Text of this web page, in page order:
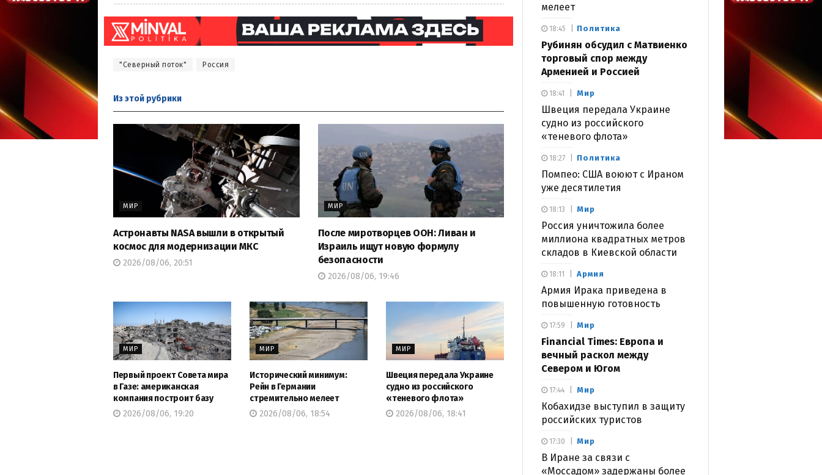
"Северный поток" Россия
Из этой рубрики
МИР
Астронавты NASA вышли в открытый
космос для модернизации МКС
2026/08/06, 20:51
МИР
После миротворцев ООН: Ливан и
Израиль ищут новую формулу
безопасности
2026/08/06, 19:46
МИР
Первый проект Совета мира
в Газе: американская
компания построит базу
2026/08/06, 19:20
МИР
Исторический минимум:
Рейн в Германии
стремительно мелеет
2026/08/06, 18:54
МИР
Швеция передала Украине
судно из российского
«теневого флота»
2026/08/06, 18:41
мелеет
Политика
Рубинян обсудил с Матвиенко
торговый спор между
Арменией и Россией
18:45
Мир
Швеция передала Украине
судно из российского
«теневого флота»
18:41
Политика
Помпео: США воюют с Ираном
уже десятилетия
18:27
Мир
Россия уничтожила более
миллиона квадратных метров
складов в Киевской области
18:13
Армия
Армия Ирака приведена в
повышенную готовность
18:11
Мир
Financial Times: Европа и
вечный раскол между
Севером и Югом
17:59
Мир
Кобахидзе выступил в защиту
российских туристов
17:44
Мир
В Иране за связи с
«Моссадом» задержаны более
17:30